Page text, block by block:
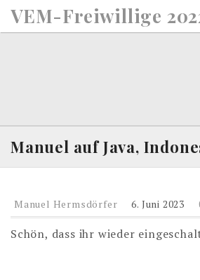
o
VEM-Freiwillige
Manuel auf Java,
Manuel Hermsdörfer 6. Juni 2023
Schön, dass ihr wieder